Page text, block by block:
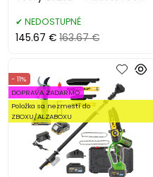
NEDOSTUPNÉ
145.67 € 163.67 €
- 11%
DOPRAVA ZADARMO
Položka sa nezmestí do
ZBOXU/ALZABOXU